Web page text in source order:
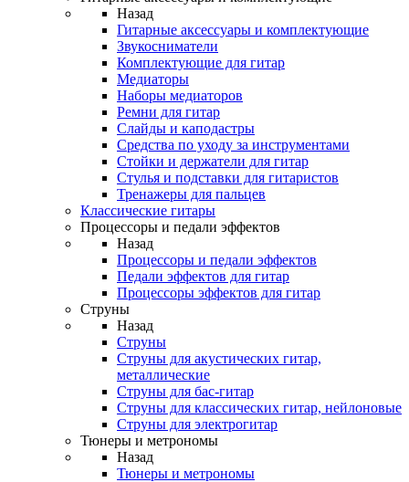
Назад
Гитарные аксессуары и комплектующие
Звукосниматели
Комплектующие для гитар
Медиаторы
Наборы медиаторов
Ремни для гитар
Слайды и каподастры
Средства по уходу за инструментами
Стойки и держатели для гитар
Стулья и подставки для гитаристов
Тренажеры для пальцев
Классические гитары
Процессоры и педали эффектов
Назад
Процессоры и педали эффектов
Педали эффектов для гитар
Процессоры эффектов для гитар
Струны
Назад
Струны
Струны для акустических гитар,
металлические
Струны для бас-гитар
Струны для классических гитар, нейлоновые
Струны для электрогитар
Тюнеры и метрономы
Назад
Тюнеры и метрономы